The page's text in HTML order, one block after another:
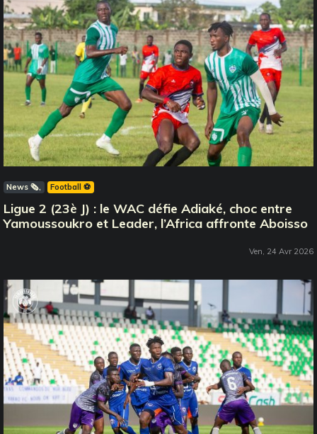
News 🗞️ Football ⚽️
Ligue 2 (23è J) : le WAC défie Adiaké, choc entre
Yamoussoukro et Leader, l’Africa affronte Aboisso
Ven, 24 Avr 2026